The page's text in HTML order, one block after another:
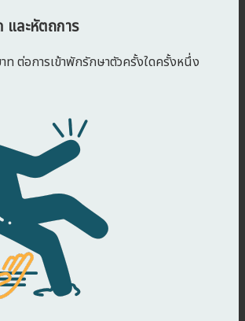
ละหัตถการ
ต่อการเข้าพักรักษาตัวครั้งใดครั้งหนึ่ง